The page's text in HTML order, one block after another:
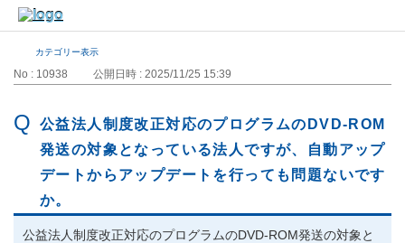
カテゴリー表示
No : 10938 公開日時 : 2025/11/25 15:39
公益法人制度改正対応のプログラムのDVD-ROM
発送の対象となっている法人ですが、自動アップ
デートからアップデートを行っても問題ないです
か。
公益法人制度改正対応のプログラムのDVD-ROM発送の対象と